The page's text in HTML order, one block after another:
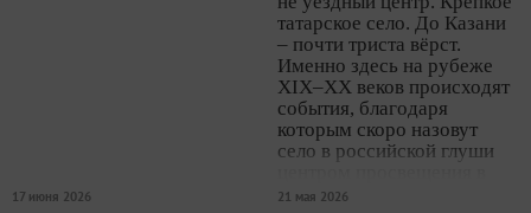
17 июня 2026
татарское село. До Казани
– почти триста вёрст.
Именно здесь на рубеже
XIX–XX веков происходят
события, благодаря
которым скоро назовут
село в российской глуши
исламском мире.
21 мая 2026